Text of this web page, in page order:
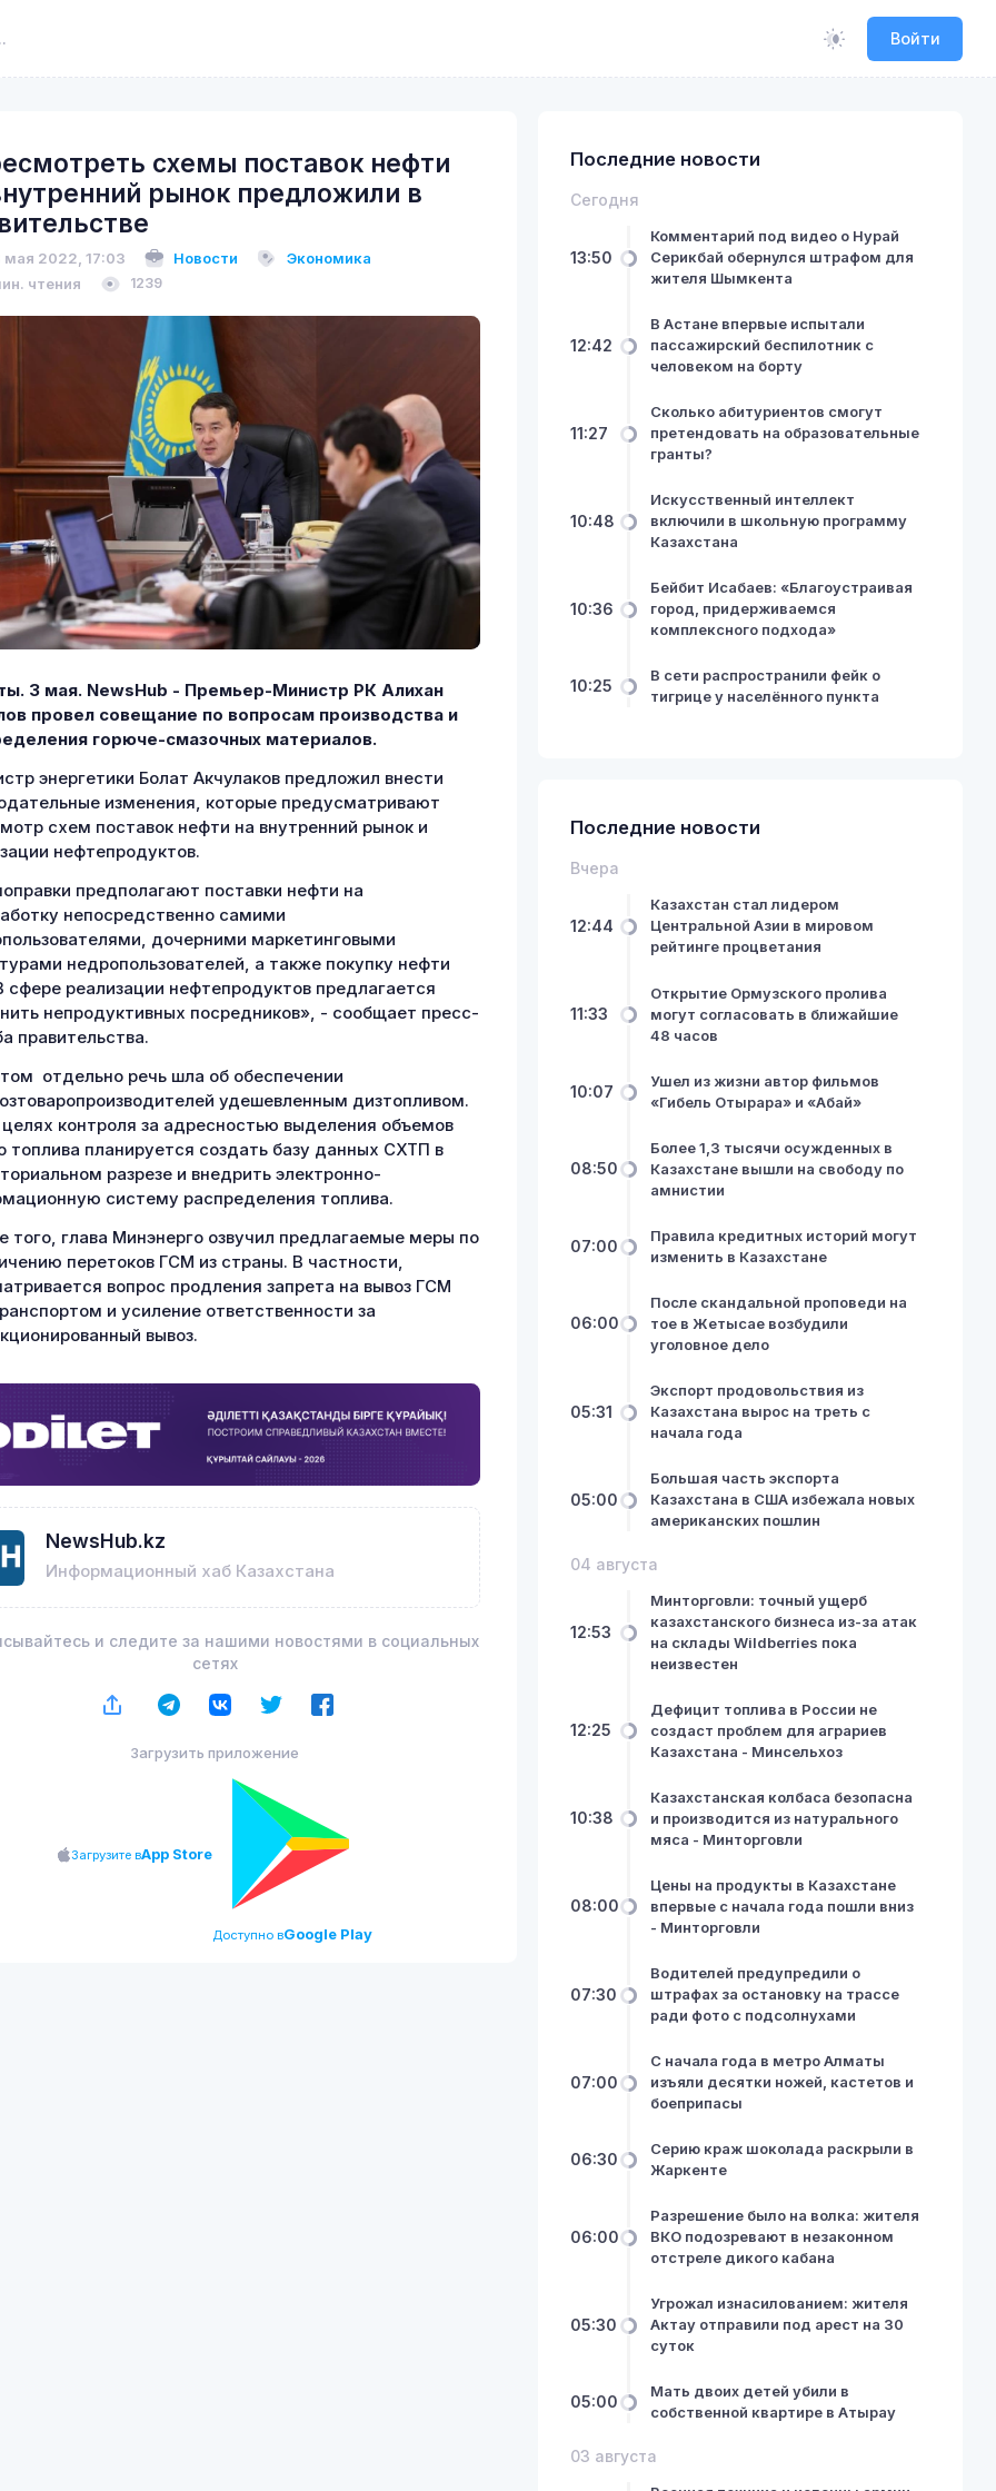
Войти
схемы поставок нефти
рынок предложили в
мая 2022, 17:03 Новости
Экономика
чтения
1239
3 мая. NewsHub - Премьер-Министр РК Алихан
провел совещание по вопросам производства и
горюче-смазочных материалов.
энергетики Болат Акчулаков предложил внести
изменения, которые предусматривают
схем поставок нефти на внутренний рынок и
нефтепродуктов.
предполагают поставки нефти на
непосредственно самими
дочерними маркетинговыми
недропользователей, а также покупку нефти
сфере реализации нефтепродуктов предлагается
непродуктивных посредников», - сообщает пресс-
правительства.
отдельно речь шла об обеспечении
удешевленным дизтопливом.
целях контроля за адресностью выделения объемов
топлива планируется создать базу данных СХТП в
разрезе и внедрить электронно-
систему распределения топлива.
того, глава Минэнерго озвучил предлагаемые меры по
перетоков ГСМ из страны. В частности,
вопрос продления запрета на вывоз ГСМ
и усиление ответственности за
вывоз.
NewsHub.kz
Информационный хаб Казахстана
и следите за нашими новостями в социальных
сетях
Загрузить приложение
Загрузите вApp Store
Доступно вGoogle Play
Последние новости
Сегодня
13:50
Комментарий под видео о Нурай
Серикбай обернулся штрафом для
жителя Шымкента
12:42
В Астане впервые испытали
пассажирский беспилотник с
человеком на борту
11:27
Сколько абитуриентов смогут
претендовать на образовательные
гранты?
10:48
Искусственный интеллект
включили в школьную программу
Казахстана
10:36
Бейбит Исабаев: «Благоустраивая
город, придерживаемся
комплексного подхода»
10:25
В сети распространили фейк о
тигрице у населённого пункта
Последние новости
Вчера
12:44
Казахстан стал лидером
Центральной Азии в мировом
рейтинге процветания
11:33
Открытие Ормузского пролива
могут согласовать в ближайшие
48 часов
10:07
Ушел из жизни автор фильмов
«Гибель Отырара» и «Абай»
08:50
Более 1,3 тысячи осужденных в
Казахстане вышли на свободу по
амнистии
07:00
Правила кредитных историй могут
изменить в Казахстане
06:00
После скандальной проповеди на
тое в Жетысае возбудили
уголовное дело
05:31
Экспорт продовольствия из
Казахстана вырос на треть с
начала года
05:00
Большая часть экспорта
Казахстана в США избежала новых
американских пошлин
04 августа
12:53
Минторговли: точный ущерб
казахстанского бизнеса из-за атак
на склады Wildberries пока
неизвестен
12:25
Дефицит топлива в России не
создаст проблем для аграриев
Казахстана - Минсельхоз
10:38
Казахстанская колбаса безопасна
и производится из натурального
мяса - Минторговли
08:00
Цены на продукты в Казахстане
впервые с начала года пошли вниз
- Минторговли
07:30
Водителей предупредили о
штрафах за остановку на трассе
ради фото с подсолнухами
07:00
С начала года в метро Алматы
изъяли десятки ножей, кастетов и
боеприпасы
06:30
Серию краж шоколада раскрыли в
Жаркенте
06:00
Разрешение было на волка: жителя
ВКО подозревают в незаконном
отстреле дикого кабана
05:30
Угрожал изнасилованием: жителя
Актау отправили под арест на 30
суток
05:00
Мать двоих детей убили в
собственной квартире в Атырау
03 августа